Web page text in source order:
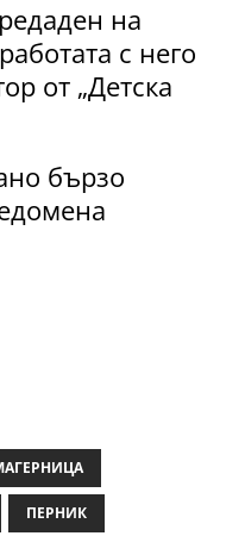
на
с него
от „Детска
бързо
ПЕРНИК